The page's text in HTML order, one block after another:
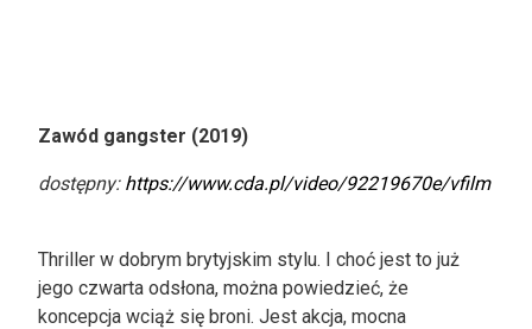
Zawód gangster (2019)
dostępny: https://www.cda.pl/video/92219670e/vfilm
Thriller w dobrym brytyjskim stylu. I choć jest to już
jego czwarta odsłona, można powiedzieć, że
koncepcja wciąż się broni. Jest akcja, mocna